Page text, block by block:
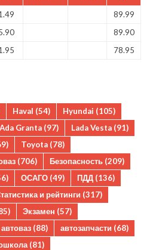
89.99
89.90
78.95
Haval (54) Hyundai (105)
Granta (97) Lada Vesta (91)
Toyota (78)
(706) Безопасность (209)
ОСАГО (49) ПДД (136)
и рейтинги (317)
Экзамен (57)
автоваз (88) автозапчасти (68)
(81)